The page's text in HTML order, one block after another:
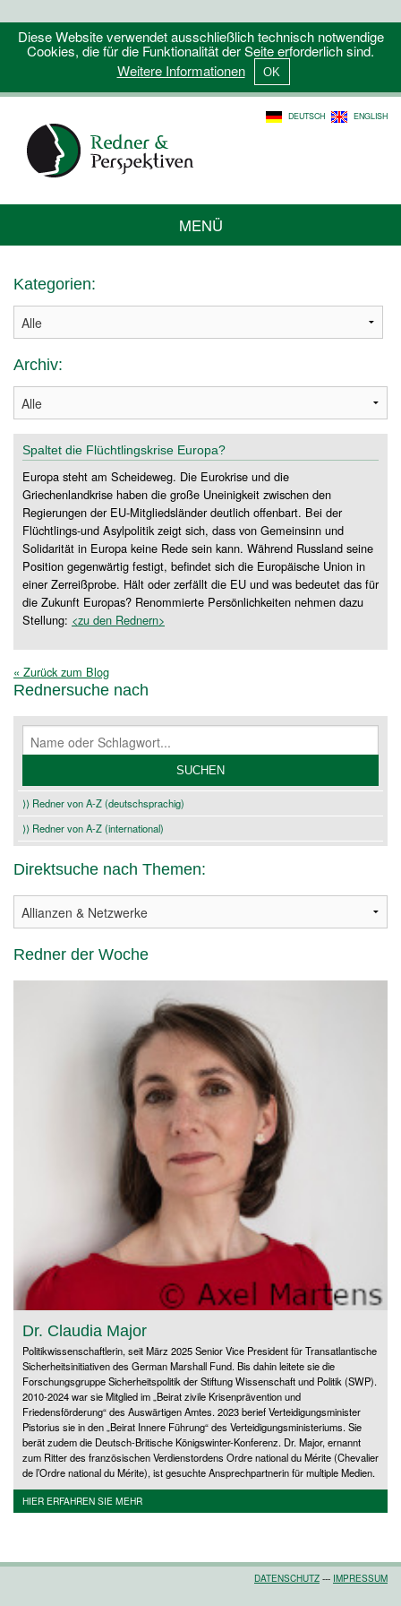
Diese Website verwendet ausschließlich technisch notwendige
Cookies, die für die Funktionalität der Seite erforderlich sind.
Weitere Informationen
DEUTSCH ENGLISH
MENÜ
Kategorien:
Archiv:
Spaltet die Flüchtlingskrise Europa?
Europa steht am Scheideweg. Die Eurokrise und die
Griechenlandkrise haben die große Uneinigkeit zwischen den
Regierungen der EU-Mitgliedsländer deutlich offenbart. Bei der
Flüchtlings-und Asylpolitik zeigt sich, dass von Gemeinsinn und
Solidarität in Europa keine Rede sein kann. Während Russland seine
Position gegenwärtig festigt, befindet sich die Europäische Union in
einer Zerreißprobe. Hält oder zerfällt die EU und was bedeutet das für
die Zukunft Europas? Renommierte Persönlichkeiten nehmen dazu
Stellung: <zu den Rednern>
« Zurück zum Blog
Rednersuche nach
⟩⟩ Redner von A-Z (deutschsprachig)
⟩⟩ Redner von A-Z (international)
Direktsuche nach Themen:
Redner der Woche
Dr. Claudia Major
Politikwissenschaftlerin, seit März 2025 Senior Vice President für Transatlantische
Sicherheitsinitiativen des German Marshall Fund. Bis dahin leitete sie die
Forschungsgruppe Sicherheitspolitik der Stiftung Wissenschaft und Politik (SWP).
2010-2024 war sie Mitglied im „Beirat zivile Krisenprävention und
Friedensförderung“ des Auswärtigen Amtes. 2023 berief Verteidigungsminister
Pistorius sie in den „Beirat Innere Führung“ des Verteidigungsministeriums. Sie
berät zudem die Deutsch-Britische Königswinter-Konferenz. Dr. Major, ernannt
zum Ritter des französischen Verdienstordens Ordre national du Mérite (Chevalier
de l’Ordre national du Mérite), ist gesuchte Ansprechpartnerin für multiple Medien.
HIER ERFAHREN SIE MEHR
DATENSCHUTZ --- IMPRESSUM